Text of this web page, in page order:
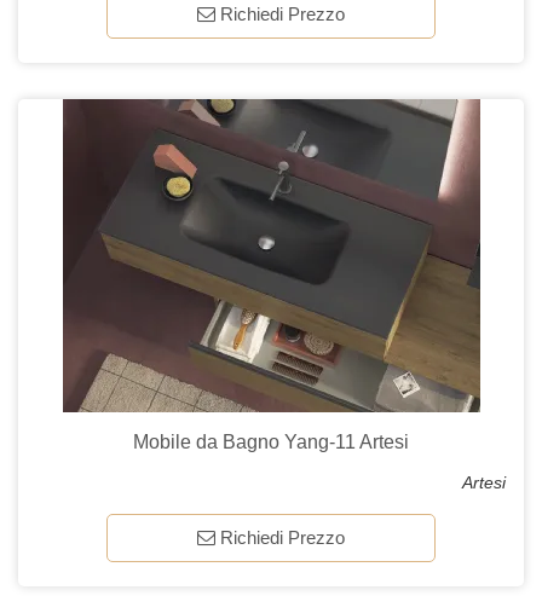
Richiedi Prezzo
Mobile da Bagno Yang-11 Artesi
Artesi
Richiedi Prezzo